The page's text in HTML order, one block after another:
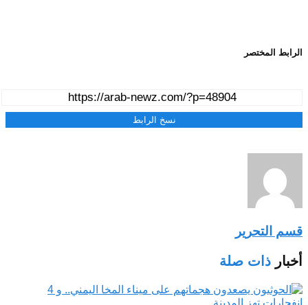
الرابط المختصر
نسخ الرابط
قسم التحرير
أخبار ذات صلة